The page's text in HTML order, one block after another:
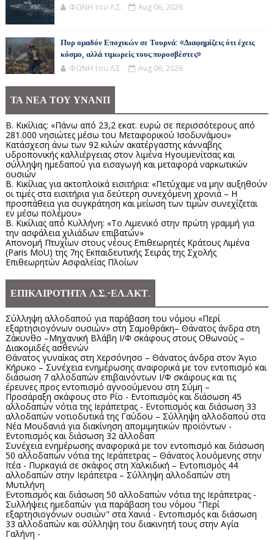
ΦΩΝΗ του Λ.Σ. Aug 06, 2026
Πυρ ομαδόν Εποχικών σε Τουρνά: «Διαφημίζεις ότι έχεις
κόσμο, αλλά τιμωρείς τους πυροσβέστες»
ΦΩΝΗ του Λ.Σ. Aug 06, 2026
ΤΑ ΝΕΑ ΤΟΥ ΥΝΑΝΠ
Β. Κικίλιας: «Πάνω από 23,2 εκατ. ευρώ σε περισσότερους από
281.000 νησιώτες μέσω του Μεταφορικού Ισοδυνάμου»
Κατάσχεση άνω των 92 κιλών ακατέργαστης κάνναβης
υδροπονικής καλλιέργειας στον λιμένα Ηγουμενίτσας και
σύλληψη ημεδαπού για εισαγωγή και μεταφορά ναρκωτικών
ουσιών
Β. Κικίλιας για ακτοπλοϊκά εισιτήρια: «Πετύχαμε να μην αυξηθούν
οι τιμές στα εισιτήρια για δεύτερη συνεχόμενη χρονιά – Η
προσπάθεια για συγκράτηση και μείωση των τιμών συνεχίζεται
εν μέσω πολέμου»
Β. Κικίλιας από Κυλλήνη: «Το Λιμενικό στην πρώτη γραμμή για
την ασφάλεια χιλιάδων επιβατών»
Απονομή Πτυχίων στους νέους Επιθεωρητές Κράτους Λιμένα
(Paris MoU) της 7ης Εκπαιδευτικής Σειράς της Σχολής
Επιθεωρητών Ασφαλείας Πλοίων
ΕΠΙΚΑΙΡΟΤΗΤΑ Λ.Σ.-ΕΛ.ΑΚΤ.
Σύλληψη αλλοδαπού για παράβαση του νόμου «Περί
εξαρτησιογόνων ουσιών» στη Σαμοθράκη– Θάνατος άνδρα στη
Ζάκυνθο –Μηχανική Βλάβη Ι/Φ σκάφους στους Οθωνούς –
Διακομιδές ασθενών
Θάνατος γυναίκας στη Χερσόνησο – Θάνατος άνδρα στον Άγιο
Κήρυκο – Συνέχεια ενημέρωσης αναφορικά με τον εντοπισμό και
διάσωση 7 αλλοδαπών επιβαινόντων Ι/Φ σκάφους και τις
έρευνες προς εντοπισμό αγνοούμενου στη Σύμη –
Προσάραξη σκάφους στο Ρίο - Εντοπισμός και διάσωση 45
αλλοδαπών νότια της Ιεράπετρας - Εντοπισμός και διάσωση 33
αλλοδαπών νοτιοδυτικά της Γαύδου – Σύλληψη αλλοδαπού στα
Νέα Μουδανιά για διακίνηση απομιμητικών προϊόντων -
Εντοπισμός και διάσωση 32 αλλοδαπ
Συνέχεια ενημέρωσης αναφορικά με τον εντοπισμό και διάσωση
50 αλλοδαπών νότια της Ιεράπετρας – Θάνατος λουόμενης στην
Ιτέα - Πυρκαγιά σε σκάφος στη Χαλκιδική – Εντοπισμός 44
αλλοδαπών στην Ιεράπετρα – Σύλληψη αλλοδαπών στη
Μυτιλήνη
Εντοπισμός και διάσωση 50 αλλοδαπών νότια της Ιεράπετρας -
Συλλήψεις ημεδαπών για παράβαση του νόμου "Περί
εξαρτησιογόνων ουσιών" στα Χανιά - Εντοπισμός και διάσωση
33 αλλοδαπών και σύλληψη του διακινητή τους στην Αγία
Γαλήνη -